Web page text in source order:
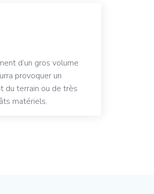
d’un gros volume
provoquer un
du terrain ou de très
matériels.